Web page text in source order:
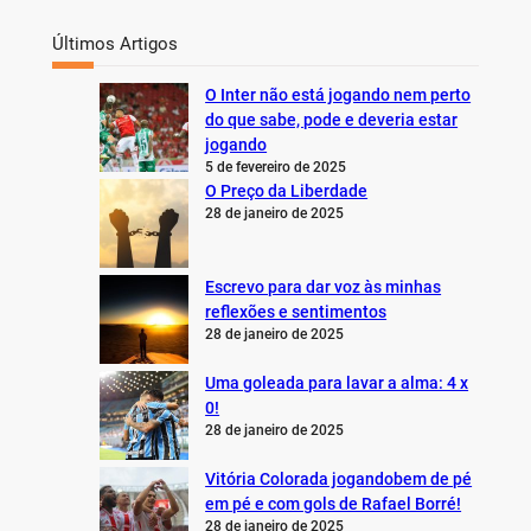
Últimos Artigos
O Inter não está jogando nem perto
do que sabe, pode e deveria estar
jogando
5 de fevereiro de 2025
O Preço da Liberdade
28 de janeiro de 2025
Escrevo para dar voz às minhas
reflexões e sentimentos
28 de janeiro de 2025
Uma goleada para lavar a alma: 4 x
0!
28 de janeiro de 2025
Vitória Colorada jogandobem de pé
em pé e com gols de Rafael Borré!
28 de janeiro de 2025